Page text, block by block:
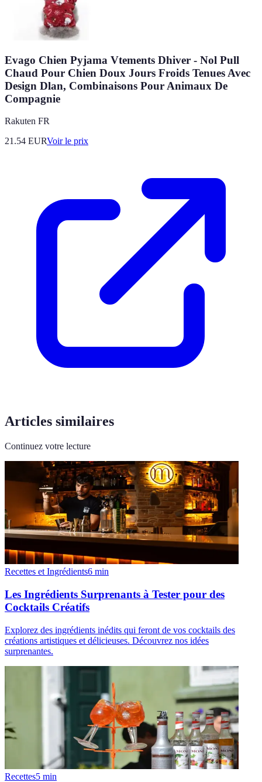
Evago Chien Pyjama Vtements Dhiver - Nol Pull
Chaud Pour Chien Doux Jours Froids Tenues Avec
Design Dlan, Combinaisons Pour Animaux De
Compagnie
Rakuten FR
21.54 EURVoir le prix
Articles similaires
Continuez votre lecture
Recettes et Ingrédients6 min
Les Ingrédients Surprenants à Tester pour des
Cocktails Créatifs
Explorez des ingrédients inédits qui feront de vos cocktails des
créations artistiques et délicieuses. Découvrez nos idées
surprenantes.
Recettes5 min